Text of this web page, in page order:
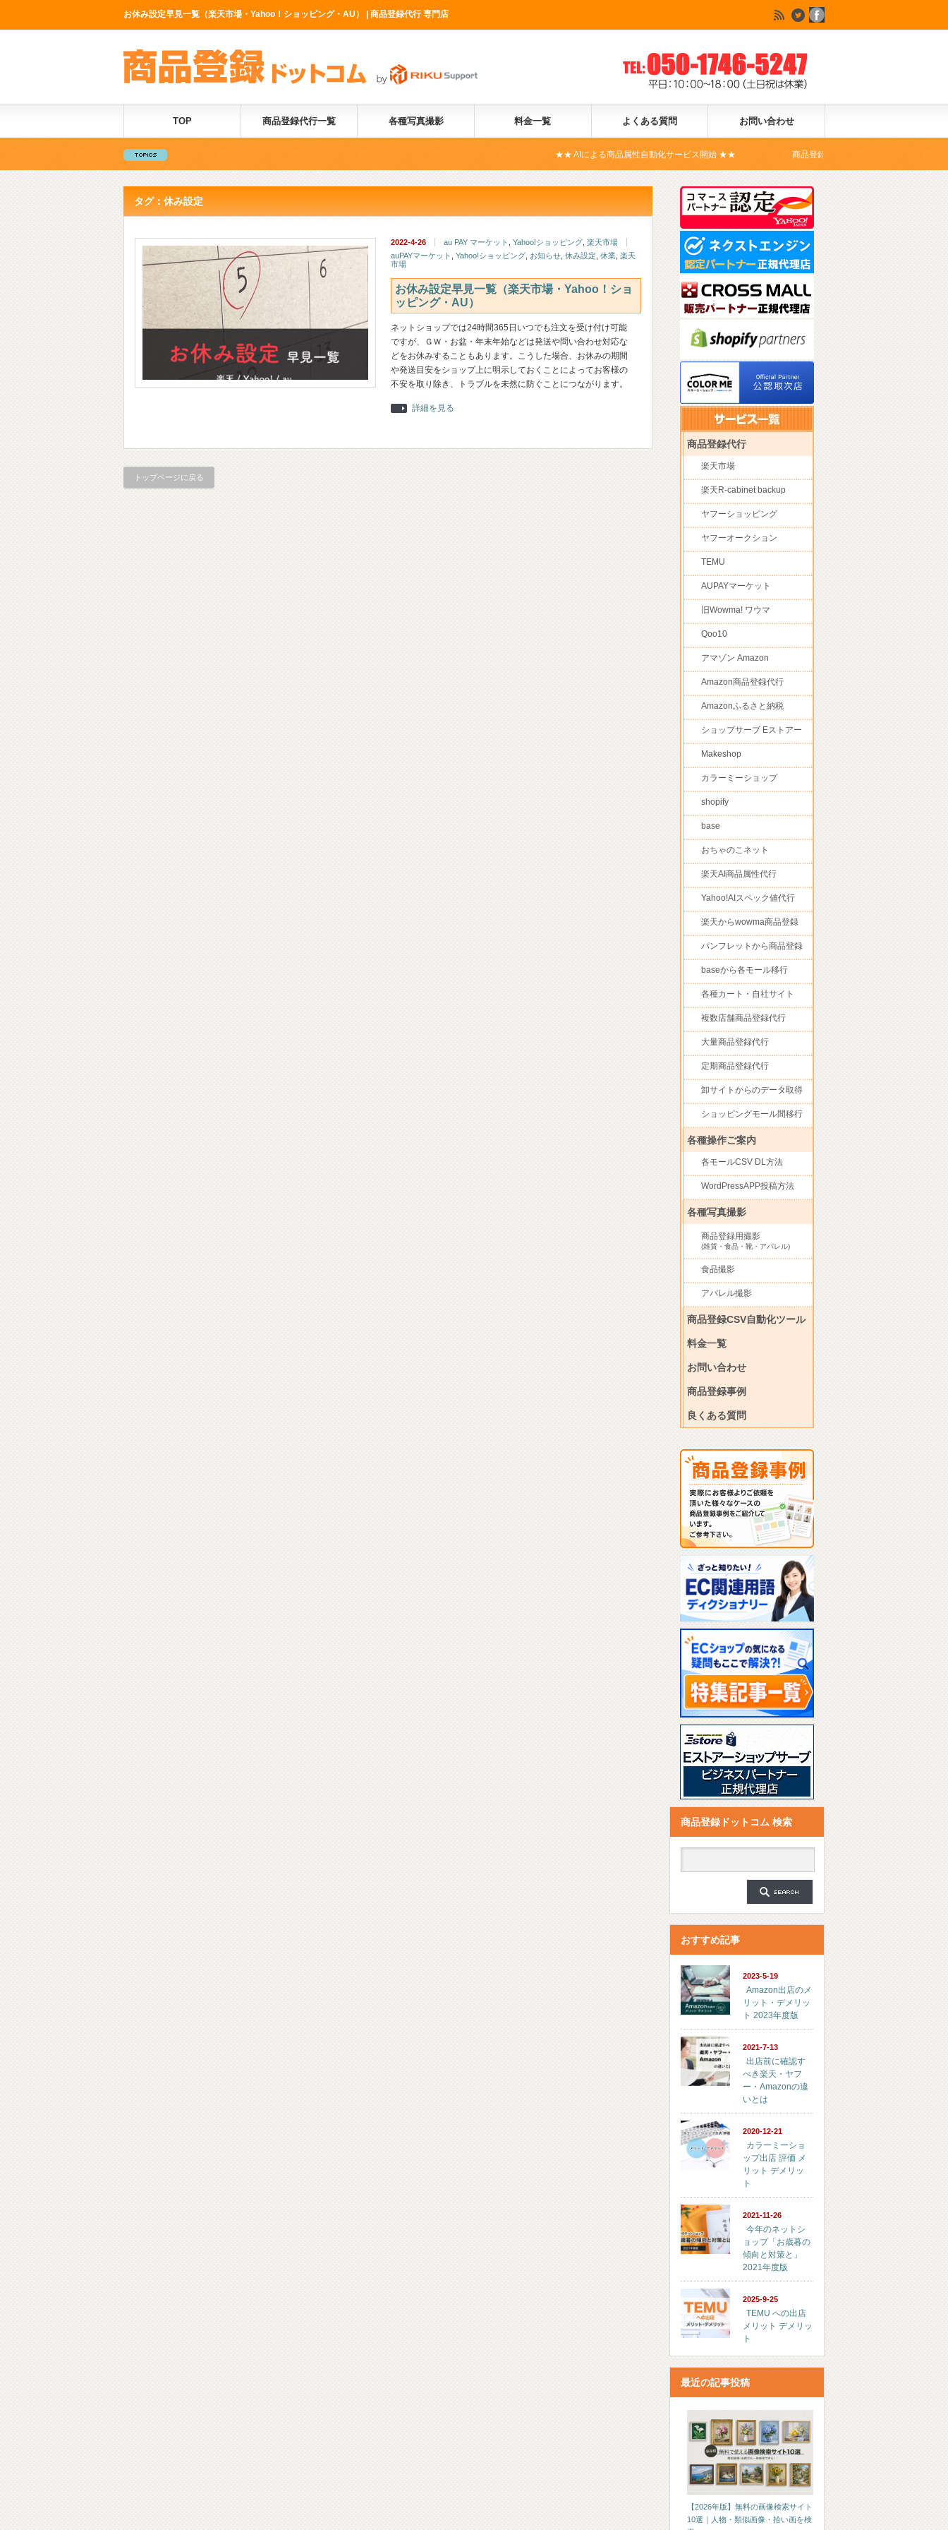
お休み設定早見一覧（楽天市場・Yahoo！ショッピング・AU） | 商品登録代行 専門店
TOP 商品登録代行一覧 各種写真撮影 料金一覧 よくある質問 お問い合わせ
★★ AIによる商品属性自動化サービス開始 ★★ 商品登録ドットコムは、Yahoo!ショッピングの公式コ
タグ：休み設定
2022-4-26 au PAY マーケット Yahoo!ショッピング 楽天市場
auPAYマーケット
Yahoo!ショッピング お知らせ 休み設定 休業 楽天
市場
お休み設定早見一覧（楽天市場・Yahoo！ショ
ッピング・AU）
ネットショップでは24時間365日いつでも注文を受け付け可能
ですが、ＧＷ・お盆・年末年始などは発送や問い合わせ対応な
どをお休みすることもあります。こうした場合、お休みの期間
や発送目安をショップ上に明示しておくことによってお客様の
不安を取り除き、トラブルを未然に防ぐことにつながります。
詳細を見る
トップページに戻る
商品登録代行
楽天市場
楽天R-cabinet backup
ヤフーショッピング
ヤフーオークション
TEMU
AUPAYマーケット
旧Wowma! ワウマ
Qoo10
アマゾン Amazon
Amazon商品登録代行
Amazonふるさと納税
ショップサーブ Eストアー
Makeshop
カラーミーショップ
shopify
base
おちゃのこネット
楽天AI商品属性代行
Yahoo!AIスペック値代行
楽天からwowma商品登録
パンフレットから商品登録
baseから各モール移行
各種カート・自社サイト
複数店舗商品登録代行
大量商品登録代行
定期商品登録代行
卸サイトからのデータ取得
ショッピングモール間移行
各種操作ご案内
各モールCSV DL方法
WordPressAPP投稿方法
各種写真撮影
商品登録用撮影
(雑貨・食品・靴・アパレル)
食品撮影
アパレル撮影
商品登録CSV自動化ツール
料金一覧
お問い合わせ
商品登録事例
良くある質問
商品登録ドットコム 検索
おすすめ記事
2023-5-19
Amazon出店のメ
リット・デメリッ
ト 2023年度版
2021-7-13
出店前に確認す
べき楽天・ヤフ
ー・Amazonの違
いとは
2020-12-21
カラーミーショ
ップ出店 評価 メ
リット デメリッ
ト
2021-11-26
今年のネットシ
ョップ「お歳暮の
傾向と対策と」
2021年度版
2025-9-25
TEMU への出店
メリット デメリッ
ト
最近の記事投稿
【2026年版】無料の画像検索サイト
10選｜人物・類似画像・拾い画を検